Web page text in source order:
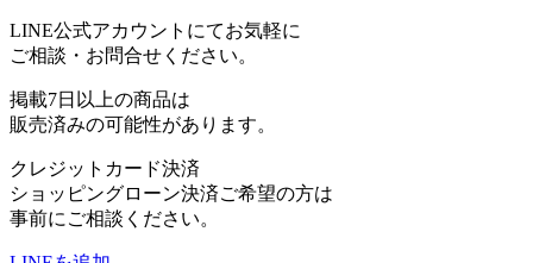
LINE公式アカウントにてお気軽に
ご相談・お問合せください。
掲載7日以上の商品は
販売済みの可能性があります。
クレジットカード決済
ショッピングローン決済ご希望の方は
事前にご相談ください。